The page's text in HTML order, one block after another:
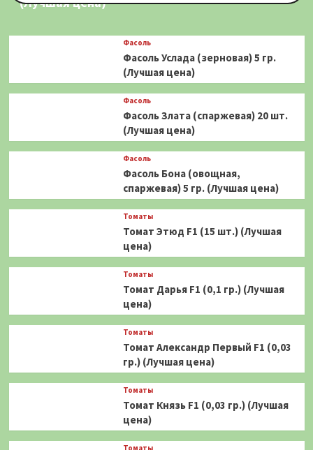
Фасоль
Фасоль Услада (зерновая) 5 гр.
(Лучшая цена)
Фасоль
Фасоль Злата (спаржевая) 20 шт.
(Лучшая цена)
Фасоль
Фасоль Бона (овощная,
спаржевая) 5 гр. (Лучшая цена)
Томаты
Томат Этюд F1 (15 шт.) (Лучшая
цена)
Томаты
Томат Дарья F1 (0,1 гр.) (Лучшая
цена)
Томаты
Томат Александр Первый F1 (0,03
гр.) (Лучшая цена)
Томаты
Томат Князь F1 (0,03 гр.) (Лучшая
цена)
Томаты